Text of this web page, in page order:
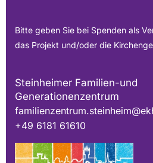
Bitte geben Sie bei Spenden als
das Projekt und/oder die
Steinheimer Familien-und
Generationenzentrum
+49 6181 61610